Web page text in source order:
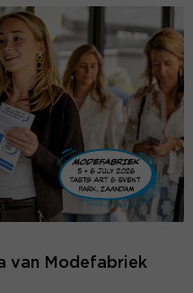
van Modefabriek